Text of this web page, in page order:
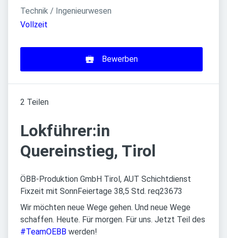
Technik / Ingenieurwesen
Vollzeit
Bewerben
2 Teilen
Lokführer:in
Quereinstieg, Tirol
ÖBB-Produktion GmbH Tirol, AUT Schichtdienst
Fixzeit mit SonnFeiertage 38,5 Std. req23673
Wir möchten neue Wege gehen. Und neue Wege
schaffen. Heute. Für morgen. Für uns. Jetzt Teil des
#TeamOEBB werden!